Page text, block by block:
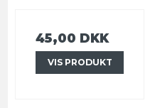
45,00 DKK
VIS PRODUKT